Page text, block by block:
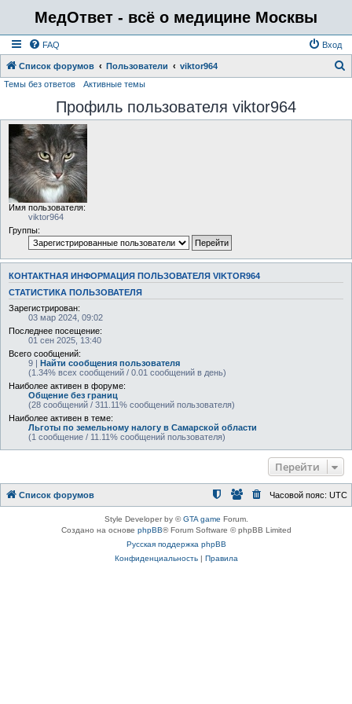
МедОтвет - всё о медицине Москвы
FAQ Вход
Список форумов Пользователи viktor964
с
Темы без ответов Активные темы
Профиль пользователя viktor964
Имя пользователя:
viktor964
Группы:
КОНТАКТНАЯ ИНФОРМАЦИЯ ПОЛЬЗОВАТЕЛЯ VIKTOR964
СТАТИСТИКА ПОЛЬЗОВАТЕЛЯ
Зарегистрирован:
03 мар 2024, 09:02
Последнее посещение:
01 сен 2025, 13:40
Всего сообщений:
9 | Найти сообщения пользователя
(1.34% всех сообщений / 0.01 сообщений в день)
Наиболее активен в форуме:
Общение без границ
(28 сообщений / 311.11% сообщений пользователя)
Наиболее активен в теме:
Льготы по земельному налогу в Самарской области
(1 сообщение / 11.11% сообщений пользователя)
Перейти
Список форумов Часовой пояс: UTC
Style Developer by ©GTA game Forum.
Создано на основе phpBB® Forum Software © phpBB Limited
Русская поддержка phpBB
Конфиденциальность| Правила